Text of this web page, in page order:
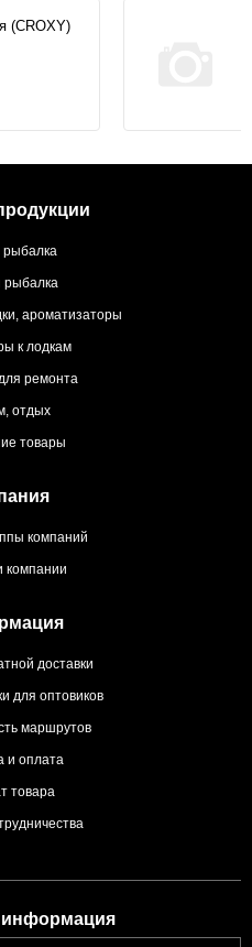
(CROXY)
рыбалка
рыбалка
ароматизаторы
к лодкам
ремонта
отдых
товары
компаний
компании
доставки
для оптовиков
маршрутов
и оплата
товара
информация